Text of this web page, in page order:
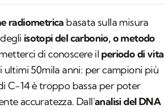
radiometrica basata sulla misura
isotopi del carbonio, o metodo
di conoscere il periodo di vita
ultimi 50mila anni: per campioni più
C-14 è troppo bassa per poter
accuratezza. Dall'analisi del DNA